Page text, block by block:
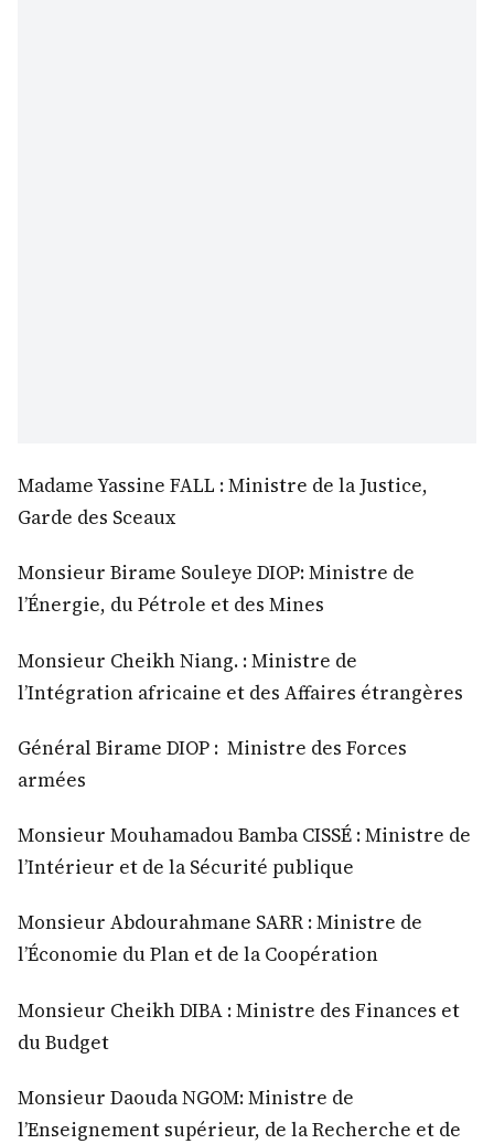
Madame Yassine FALL : Ministre de la Justice,
Garde des Sceaux
Monsieur Birame Souleye DIOP: Ministre de
l’Énergie, du Pétrole et des Mines
Monsieur Cheikh Niang. : Ministre de
l’Intégration africaine et des Affaires étrangères
Général Birame DIOP : Ministre des Forces
armées
Monsieur Mouhamadou Bamba CISSÉ : Ministre de
l’Intérieur et de la Sécurité publique
Monsieur Abdourahmane SARR : Ministre de
l’Économie du Plan et de la Coopération
Monsieur Cheikh DIBA : Ministre des Finances et
du Budget
Monsieur Daouda NGOM: Ministre de
l’Enseignement supérieur, de la Recherche et de